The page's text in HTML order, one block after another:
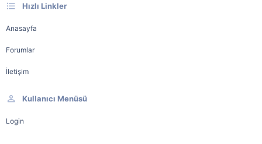
Hızlı Linkler
Anasayfa
Forumlar
İletişim
Kullanıcı Menüsü
Login